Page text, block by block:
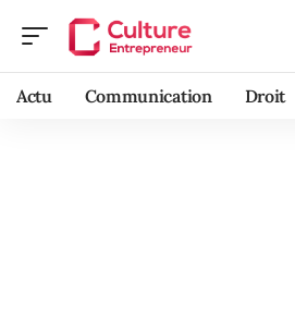
Actu Communication Droit